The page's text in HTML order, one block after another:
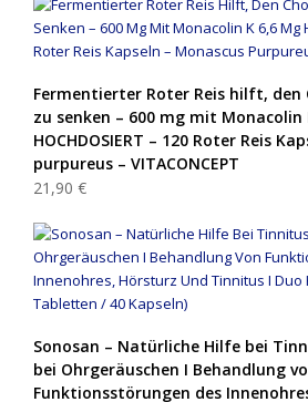
Fermentierter Roter Reis hilft, den
zu senken – 600 mg mit Monacolin
HOCHDOSIERT – 120 Roter Reis
purpureus – VITACONCEPT
21,90 €
Sonosan – Natürliche Hilfe bei
bei Ohrgeräuschen I Behandlung
Funktionsstörungen des